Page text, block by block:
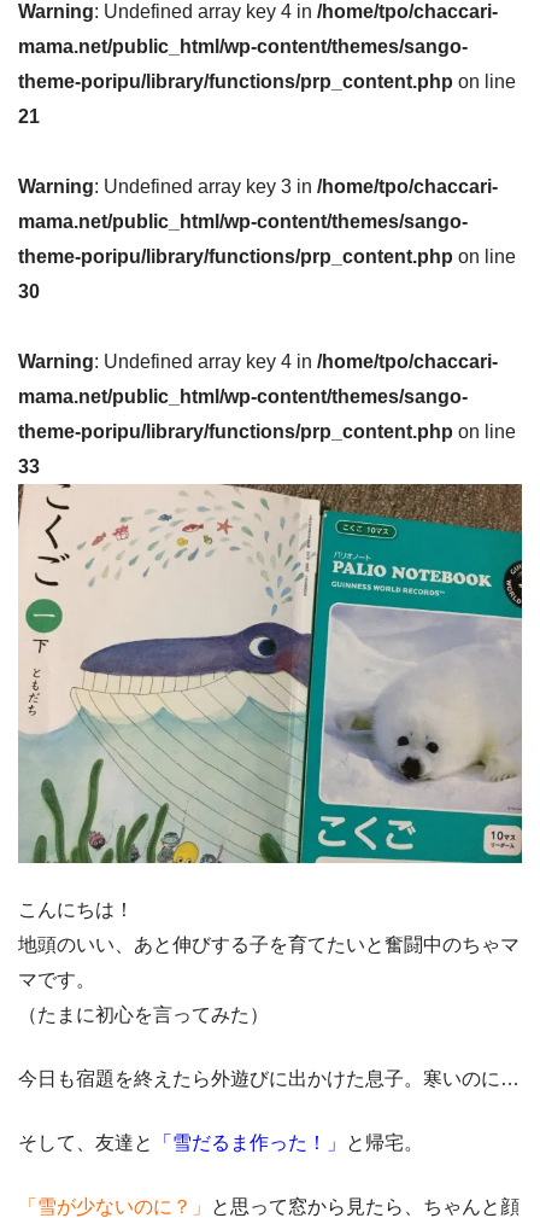
Warning: Undefined array key 4 in /home/tpo/chaccari-
mama.net/public_html/wp-content/themes/sango-
theme-poripu/library/functions/prp_content.php on line
21
Warning: Undefined array key 3 in /home/tpo/chaccari-
mama.net/public_html/wp-content/themes/sango-
theme-poripu/library/functions/prp_content.php on line
30
Warning: Undefined array key 4 in /home/tpo/chaccari-
mama.net/public_html/wp-content/themes/sango-
theme-poripu/library/functions/prp_content.php on line
33
こんにちは！
地頭のいい、あと伸びする子を育てたいと奮闘中のちゃマ
マです。
（たまに初心を言ってみた）
今日も宿題を終えたら外遊びに出かけた息子。寒いのに…
そして、友達と 「雪だるま作った！」 と帰宅。
「雪が少ないのに？」
と思って窓から見たら、ちゃんと顔